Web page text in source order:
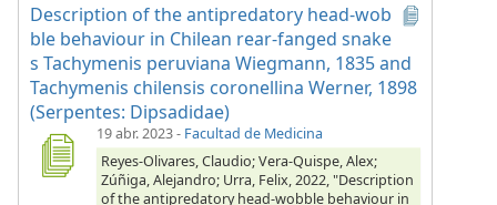
Description of the antipredatory head-wob
ble behaviour in Chilean rear-fanged snake
s Tachymenis peruviana Wiegmann, 1835 and
Tachymenis chilensis coronellina Werner, 1898
(Serpentes: Dipsadidae)
19 abr. 2023- Facultad de Medicina
Reyes-Olivares, Claudio; Vera-Quispe, Alex;
Zúñiga, Alejandro; Urra, Felix, 2022, "Description
of the antipredatory head-wobble behaviour in